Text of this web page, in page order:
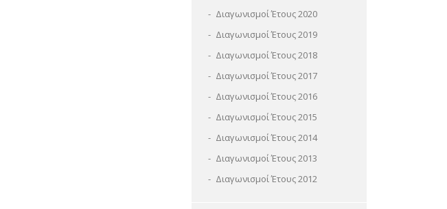
Διαγωνισμοί Έτους 2020
Διαγωνισμοί Έτους 2019
Διαγωνισμοί Έτους 2018
Διαγωνισμοί Έτους 2017
Διαγωνισμοί Έτους 2016
Διαγωνισμοί Έτους 2015
Διαγωνισμοί Έτους 2014
Διαγωνισμοί Έτους 2013
Διαγωνισμοί Έτους 2012